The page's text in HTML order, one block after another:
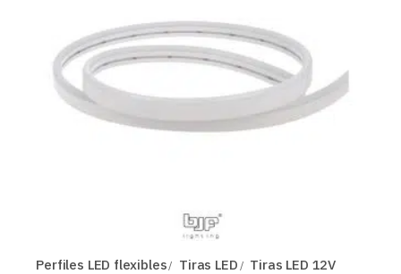
Perfiles LED flexibles Tiras LED Tiras LED 12V